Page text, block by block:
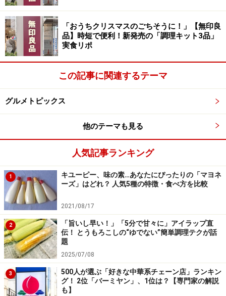
またこのストローの交代のニュースで注目されたのがセ
ブン‐イレブンだ。
実は同コンビニでは 2019 年から、アイスコーヒー、ア
イスカフェラテなどのストローにPHBH製のものを使用
している。「セブン‐イレブンはだいぶ前から導入してい
ったわ…」「セブン‐イレブンは紙ストローすぐにやめて
バイオプラ製に切り替えたのは評価できる」などのコメ
もともと「SDGs」「ESG」を率先して実施してきた企
業、スターバックス。この方針転換が飲食店業界にどの
ような影響を与えるのか注目だ。
＜参考＞
スターバックス「 植物などから生まれたバイオマス素材
『生分解性バイオポリマー Green Planet』のストロー提
供開始」
カネカ「
カネカ生分解性バイオポリマー Green Planetで
なぜ世界が健康になるの？
「おうちクリスマスのごちそうに！」【無印良
品】時短で便利！新発売の「調理キット3品」
実食リポ
この記事に関連するテーマ
グルメトピックス
他のテーマも見る
人気記事ランキング
1
キユーピー、味の素…あなたにぴったりの「マヨネ
ーズ」はどれ？ 人気5種の特徴・食べ方を比較
2021/08/17
2
「旨いし早い！」「5分で甘々に」アイラップ直
伝！ とうもろこしの“ゆでない”簡単調理テクが話
題
2025/07/08
3
500人が選ぶ「好きな中華系チェーン店」ランキン
グ！ 2位「バーミヤン」、1位は？【専門家の解説
も】